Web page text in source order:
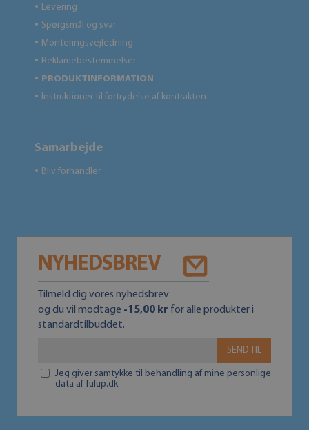
● Levering
● Spørgsmål og svar
● Monteringsvejledning
● Reklamebestemmelser
● PRODUKTINFORMATION
● Instruktioner til fortrydelse af kontrakten
Samarbejde
● Bliv forhandler
NYHEDSBREV
Tilmeld dig vores nyhedsbrev
og du vil modtage -15,00 kr for alle produkter i
standardtilbuddet.
SEND TIL
Jeg giver samtykke til behandling af mine personlige
data af Tulup.dk